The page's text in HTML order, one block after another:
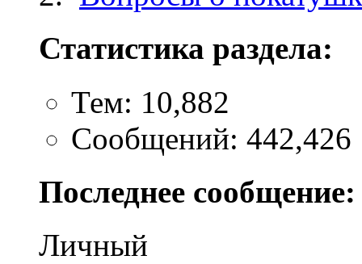
Статистика раздела:
Тем: 10,882
Сообщений: 442,426
Последнее сообщение:
Личный